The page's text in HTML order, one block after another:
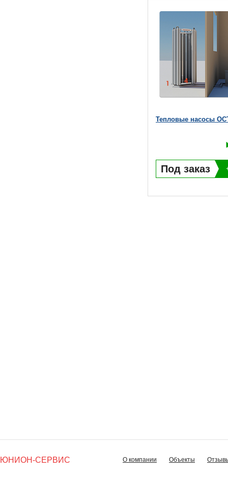
Тепловые насосы
Под заказ
ЮНИОН-СЕРВИС О компании Объекты